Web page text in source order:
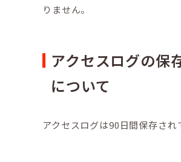
りません。
アクセスログの保
について
アクセスログは90日間保存され